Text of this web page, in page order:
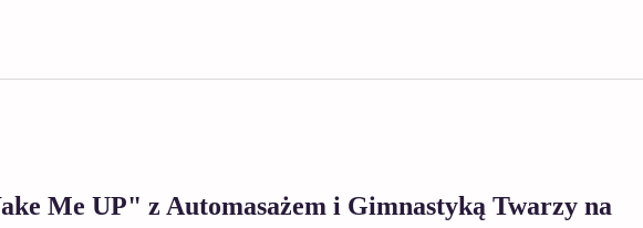
Me UP" z Automasażem i Gimnastyką Twarzy na